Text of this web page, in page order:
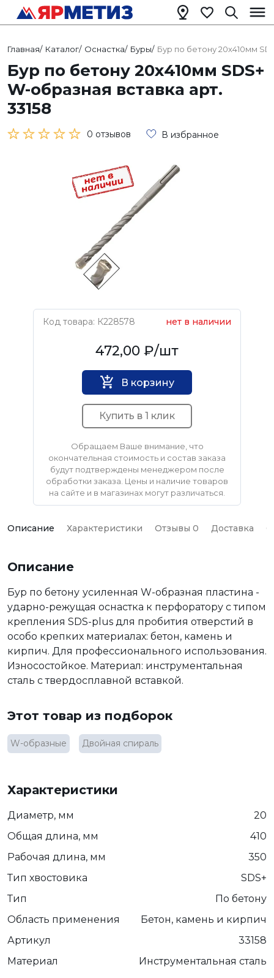
Главная/ Каталог/ Оснастка/ Буры/ Бур по бетону 20х410мм
Бур по бетону 20х410мм SDS+
W-образная вставка арт.
33158
0 отзывов В избранное
Код товара: К228578 нет в наличии
Нет бренда472,00 ₽/шт
В корзину
Купить в 1 клик
Обращаем Ваше внимание, что
окончательная стоимость и состав заказа
будут подтверждены менеджером после
обработки заказа. Цены и наличие товаров
на сайте и в магазинах могут различаться.
Описание Характеристики Отзывы 0 Доставка
Описание
Бур по бетону усиленная W-образная пластина -
ударно-режущая оснастка к перфоратору с типом
крепления SDS-plus для пробития отверстий в
особо крепких материалах: бетон, камень и
кирпич. Для профессионального использования.
Износостойкое. Материал: инструментальная
сталь с твердосплавной вставкой.
Этот товар из подборок
W-образные Двойная спираль
Характеристики
Диаметр, мм
20
Общая длина, мм
410
Рабочая длина, мм
350
Тип хвостовика
SDS+
Тип
По бетону
Область применения
Бетон, камень и кирпич
Артикул
33158
Материал
Инструментальная сталь